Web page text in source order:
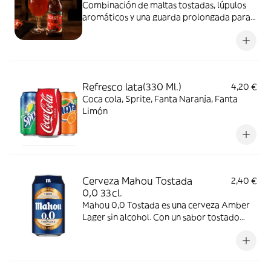
Combinación de maltas tostadas, lúpulos
aromáticos y una guarda prolongada para
tostada y con suaves notas a caramelo.
Refresco lata(330 Ml.)
4,20 €
Coca cola, Sprite, Fanta Naranja, Fanta
Limón
Cerveza Mahou Tostada
0,0 33cl.
2,40 €
Mahou 0,0 Tostada es una cerveza Amber
Lager sin alcohol. Con un sabor tostado